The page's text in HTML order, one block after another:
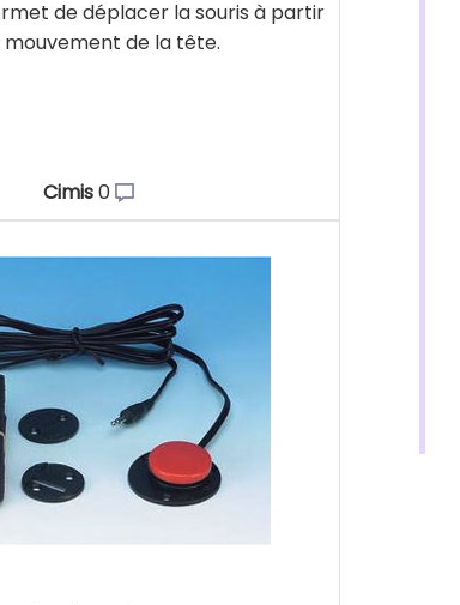
de déplacer la souris à partir
mouvement de la tête.
Cimis0